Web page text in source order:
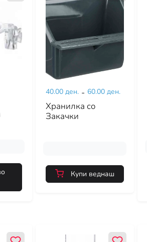
40.00 ден. - 60.00 ден.
Хранилка со
Закачки
Купи веднаш